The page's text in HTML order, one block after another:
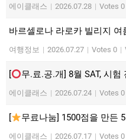
에이클래스 | 2026.07.28 | Votes 0
바르셀로나 라로카 빌리지 여
여행정보 | 2026.07.27 | Votes 0 |
[ 무.료.공.개] 8월 SAT, 시험
에이클래스 | 2026.07.24 | Votes 0
[ 무료나눔] 1500점을 만든
에이클래스 | 2026.07.17 | Votes 0